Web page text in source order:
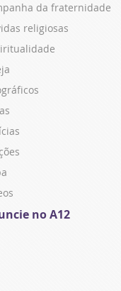
da fraternidade
religiosas
no A12